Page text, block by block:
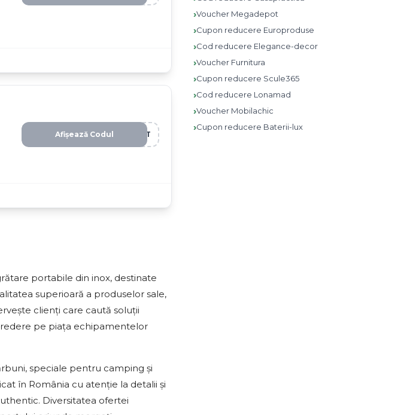
50T
Afișează Codul
portabile din inox, destinate
superioară a produselor sale,
clienți care caută soluții
pe piața echipamentelor
speciale pentru camping și
în România cu atenție la detalii și
Diversitatea ofertei
›Voucher Megadepot
›Cupon reducere Europroduse
›Cod reducere Elegance-decor
›Voucher Furnitura
›Cupon reducere Scule365
›Cod reducere Lonamad
›Voucher Mobilachic
›Cupon reducere Baterii-lux